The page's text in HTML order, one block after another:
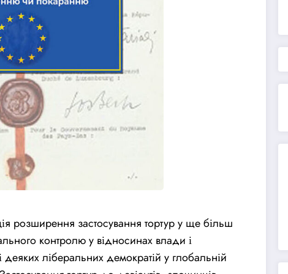
розширення застосування тортур у ще більш
контролю у відносинах влади і
ліберальних демократій у глобальній